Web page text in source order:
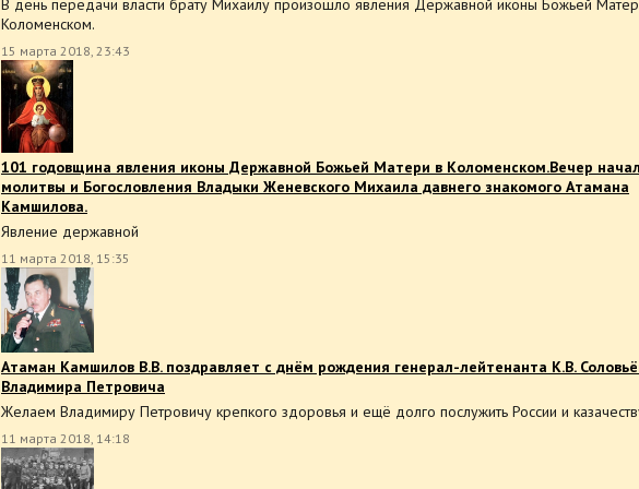
В день передачи власти брату Михаилу произошло явления Державной иконы Божьей
Коломенском.
15 марта 2018, 23:43
101 годовщина явления иконы Державной Божьей Матери в Коломенском.Вечер
молитвы и Богословления Владыки Женевского Михаила давнего знакомого Атамана
Камшилова.
Явление державной
11 марта 2018, 15:35
Атаман Камшилов В.В. поздравляет с днём рождения генерал-лейтенанта К.В.
Владимира Петровича
Желаем Владимиру Петровичу крепкого здоровья и ещё долго послужить России и
11 марта 2018, 14:18